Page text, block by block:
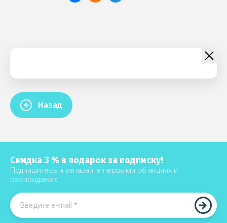
Назад
Скидка 3 % в подарок за подписку!
Подпишитесь и узнавайте первыми об акциях и
распродажах